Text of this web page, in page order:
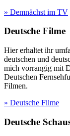
» Demnächst im TV
Deutsche Filme
Hier erhaltet ihr
deutschen und
mich vorrangig mit
Deutschen
Filmen.
» Deutsche Filme
Deutsche